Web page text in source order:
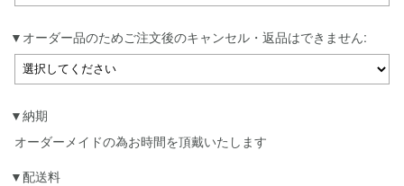
オーダー品のためご注文後のキャンセル・返品はできません:
納期
オーダーメイドの為お時間を頂戴いたします
配送料